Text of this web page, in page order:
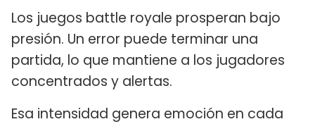
Los juegos battle royale prosperan bajo
presión. Un error puede terminar una
partida, lo que mantiene a los jugadores
concentrados y alertas.
Esa intensidad genera emoción en cada